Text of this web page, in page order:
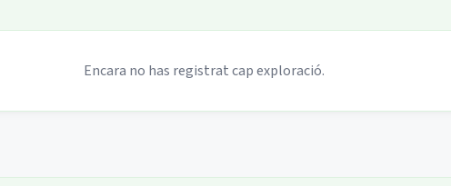
Encara no has registrat cap exploració.